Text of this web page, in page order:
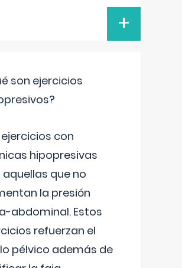
+
son ejercicios
ejercicios con
hipopresivas
aquellas que no
la presión
abdominal. Estos
refuerzan el
pélvico además de